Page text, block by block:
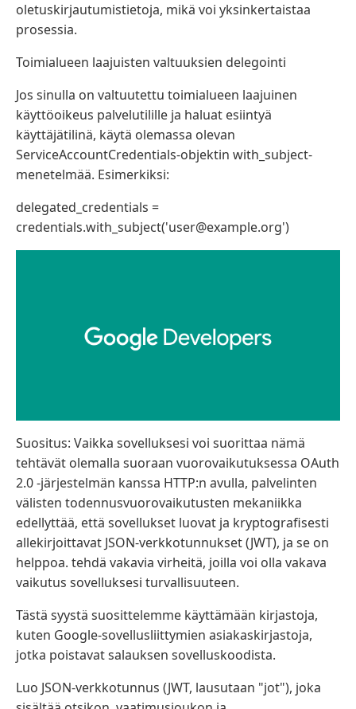
oletuskirjautumistietoja, mikä voi yksinkertaistaa
prosessia.
Toimialueen laajuisten valtuuksien delegointi
Jos sinulla on valtuutettu toimialueen laajuinen
käyttöoikeus palvelutilille ja haluat esiintyä
käyttäjätilinä, käytä olemassa olevan
ServiceAccountCredentials-objektin with_subject-
menetelmää. Esimerkiksi:
delegated_credentials =
credentials.with_subject('user@example.org')
Suositus: Vaikka sovelluksesi voi suorittaa nämä
tehtävät olemalla suoraan vuorovaikutuksessa OAuth
2.0 -järjestelmän kanssa HTTP:n avulla, palvelinten
välisten todennusvuorovaikutusten mekaniikka
edellyttää, että sovellukset luovat ja kryptografisesti
allekirjoittavat JSON-verkkotunnukset (JWT), ja se on
helppoa. tehdä vakavia virheitä, joilla voi olla vakava
vaikutus sovelluksesi turvallisuuteen.
Tästä syystä suosittelemme käyttämään kirjastoja,
kuten Google-sovellusliittymien asiakaskirjastoja,
jotka poistavat salauksen sovelluskoodista.
Luo JSON-verkkotunnus (JWT, lausutaan "jot"), joka